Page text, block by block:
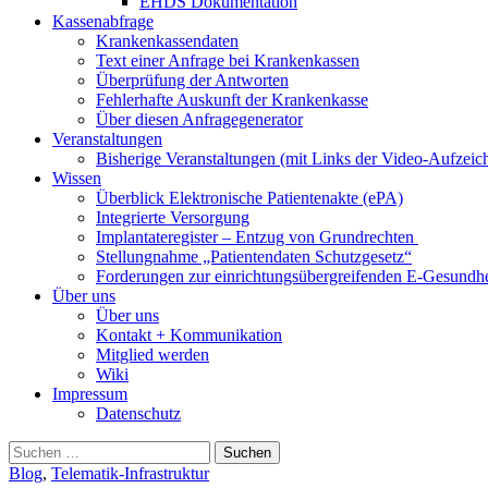
Kassenabfrage
Krankenkassendaten
Text einer Anfrage bei Krankenkassen
Überprüfung der Antworten
Fehlerhafte Auskunft der Krankenkasse
Über diesen Anfragegenerator
Veranstaltungen
Bisherige Veranstaltungen (mit Links der Video-
Wissen
Überblick Elektronische Patientenakte (ePA)
Integrierte Versorgung
Implantateregister – Entzug von Grundrechten
Stellungnahme „Patientendaten Schutzgesetz“
Forderungen zur einrichtungsübergreifenden E-
Über uns
Über uns
Kontakt + Kommunikation
Mitglied werden
Wiki
Impressum
Datenschutz
Suchen
nach:
Blog, Telematik-Infrastruktur